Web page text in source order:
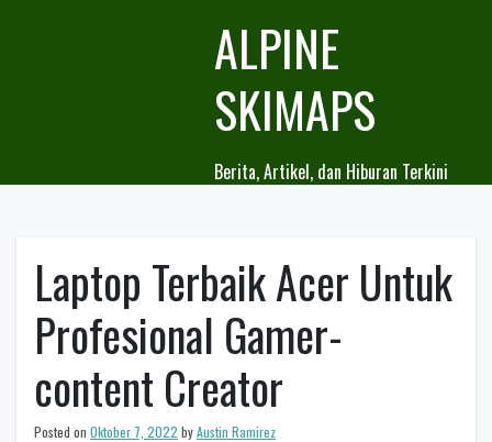
ALPINE
SKIMAPS
Berita, Artikel, dan Hiburan Terkini
Laptop Terbaik Acer Untuk
Profesional Gamer-
content Creator
Posted on Oktober 7, 2022 byAustin Ramirez